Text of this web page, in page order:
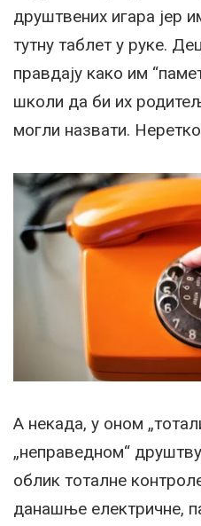
друштвених игара јер
тутну таблет у руке.
правдају како им
школи да би их
могли назвати.
А некада, у оном
„неправедном“
облик тоталне
данашње електричне,